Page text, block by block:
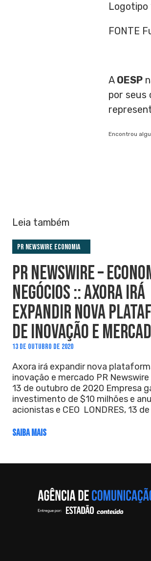
Logotipo
FONTE
A OESP
por seus
Encontrou
Leia também
PR Newswire Economia
PR NEWSWIRE –
NEGÓCIOS :: AXORA IRÁ
EXPANDIR NOVA
DE INOVAÇÃO E
13 DE OUTUBRO DE 2020
Axora irá expandir nova
inovação e mercado PR Newswire
13 de outubro de 2020 Empresa
investimento de $10 milhões e
acionistas e CEO LONDRES, 13 de
SAIBA MAIS